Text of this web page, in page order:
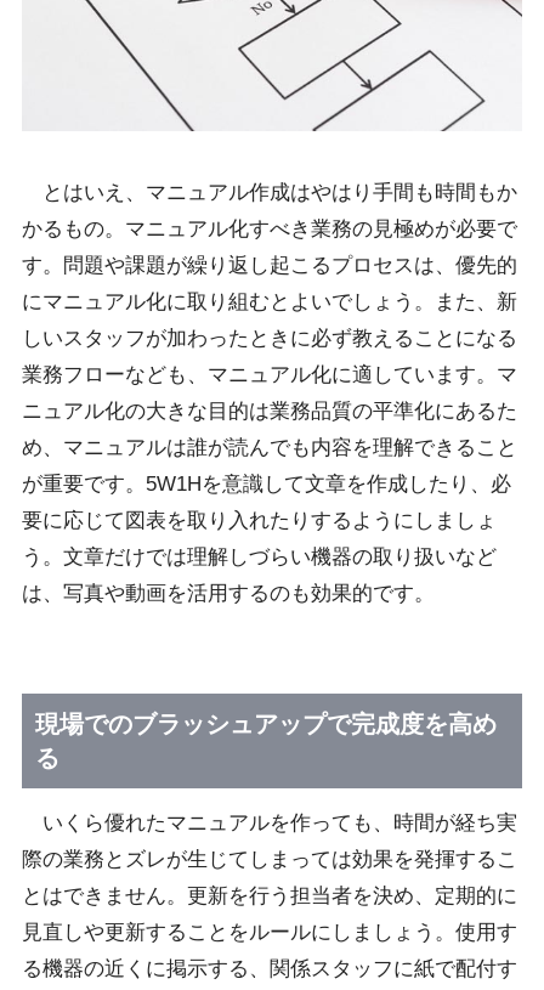
とはいえ、マニュアル作成はやはり手間も時間もか
かるもの。マニュアル化すべき業務の見極めが必要で
す。問題や課題が繰り返し起こるプロセスは、優先的
にマニュアル化に取り組むとよいでしょう。また、新
しいスタッフが加わったときに必ず教えることになる
業務フローなども、マニュアル化に適しています。マ
ニュアル化の大きな目的は業務品質の平準化にあるた
め、マニュアルは誰が読んでも内容を理解できること
が重要です。5W1Hを意識して文章を作成したり、必
要に応じて図表を取り入れたりするようにしましょ
う。文章だけでは理解しづらい機器の取り扱いなど
は、写真や動画を活用するのも効果的です。
現場でのブラッシュアップで完成度を高め
る
いくら優れたマニュアルを作っても、時間が経ち実
際の業務とズレが生じてしまっては効果を発揮するこ
とはできません。更新を行う担当者を決め、定期的に
見直しや更新することをルールにしましょう。使用す
る機器の近くに掲示する、関係スタッフに紙で配付す